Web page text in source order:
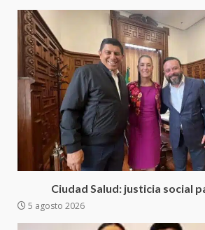
Ciudad Salud: justicia social
5 agosto 2026
4
Juan
20 julio 2026
5
Sanciona
de Juárez caso
animal tras
16 julio 2026
Detienen a
California; FGR
presuntos